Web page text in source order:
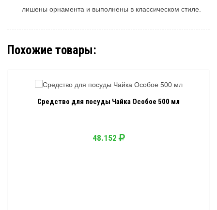
лишены орнамента и выполнены в классическом стиле.
Похожие товары:
Средство для посуды Чайка Особое 500 мл
48.152